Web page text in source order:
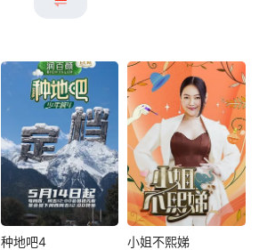
种地吧4 小姐不熙娣